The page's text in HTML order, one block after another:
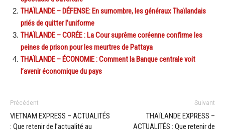
THAÏLANDE – DÉFENSE: En surnombre, les généraux Thaïlandais
priés de quitter l’uniforme
THAÏLANDE – CORÉE : La Cour suprême coréenne confirme les
peines de prison pour les meurtres de Pattaya
THAÏLANDE – ÉCONOMIE : Comment la Banque centrale voit
l’avenir économique du pays
Précédent
VIETNAM EXPRESS – ACTUALITÉS
: Que retenir de l’actualité au
Suivant
THAÏLANDE EXPRESS –
ACTUALITÉS : Que retenir de